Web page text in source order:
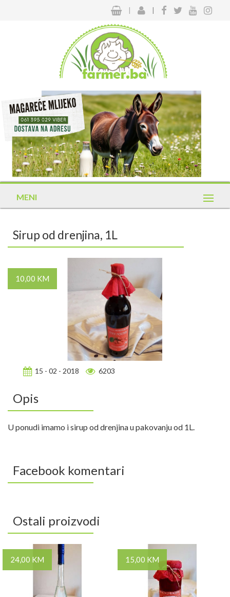
| |
MENI
Sirup od drenjina, 1L
10,00 KM
15 - 02 - 2018 6203
Opis
U ponudi imamo i sirup od drenjina u pakovanju od 1L.
Facebook komentari
Ostali proizvodi
24,00 KM 15,00 KM